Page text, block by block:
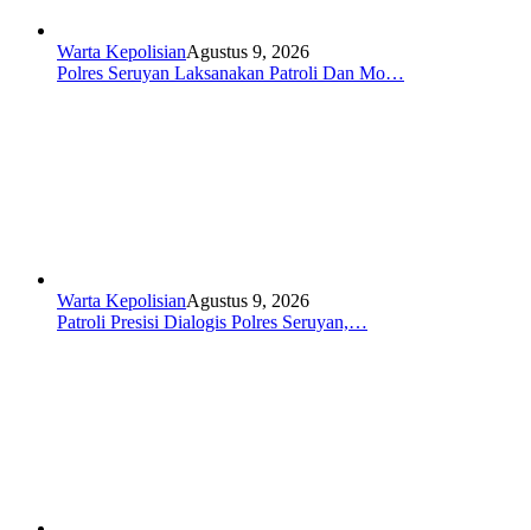
Warta KepolisianAgustus 9, 2026
Polres Seruyan Laksanakan Patroli Dan Mo…
Warta KepolisianAgustus 9, 2026
Patroli Presisi Dialogis Polres Seruyan,…